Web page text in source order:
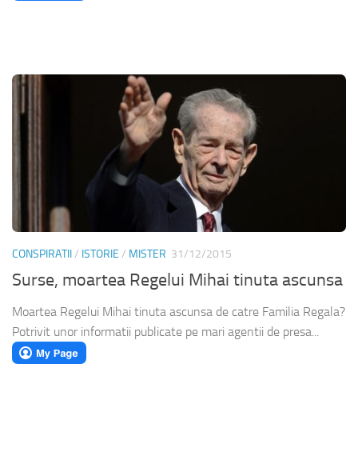
CONSPIRATII/ ISTORIE / MISTER 31/12/2015
Surse, moartea Regelui Mihai tinuta ascunsa
Moartea Regelui Mihai tinuta ascunsa de catre Familia Regala?
Potrivit unor informatii publicate pe mari agentii de presa...